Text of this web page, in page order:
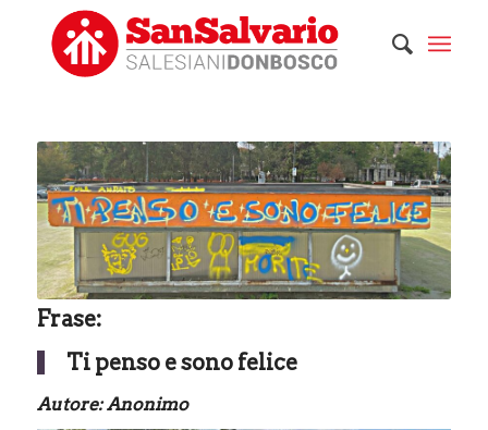
Frase:
Ti penso e sono felice
Autore: Anonimo